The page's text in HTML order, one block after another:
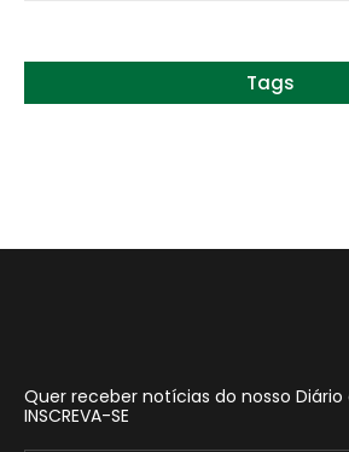
Tags
Quer receber notícias do nosso Diário
INSCREVA-SE